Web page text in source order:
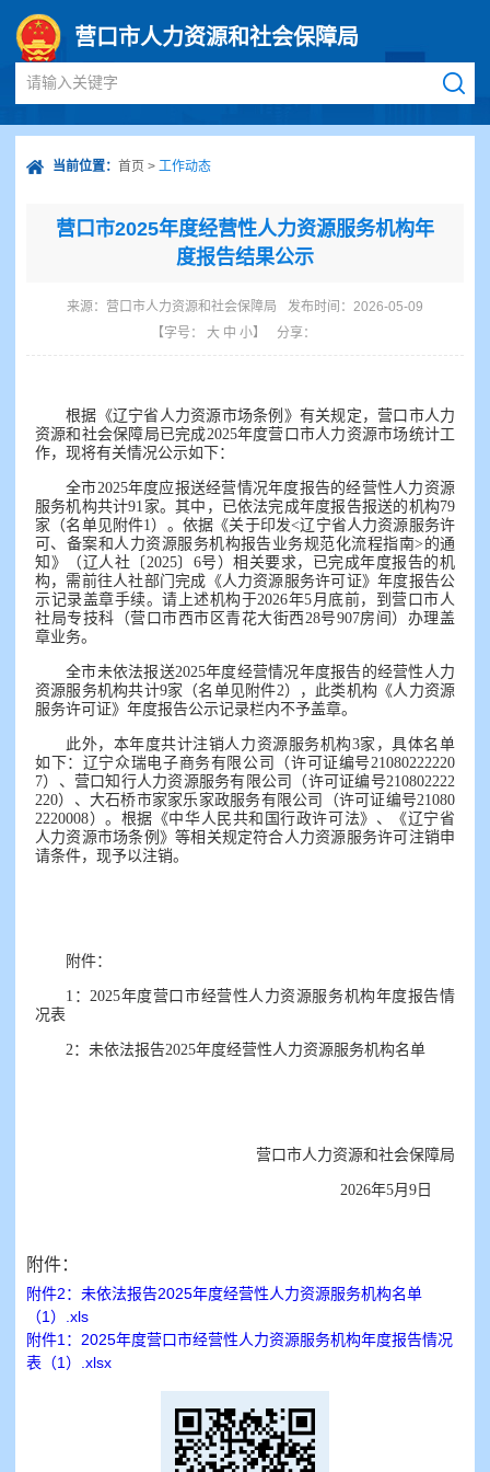
营口市人力资源和社会保障局
请输入关键字
当前位置： 首页 > 工作动态
营口市2025年度经营性人力资源服务机构年
度报告结果公示
来源： 营口市人力资源和社会保障局
发布时间：2026-05-09
【字号： 大 中 小】 分享：
根据《辽宁省人力资源市场条例》有关规定，营口市人力
资源和社会保障局已完成2025年度营口市人力资源市场统计工
作，现将有关情况公示如下：
全市2025年度应报送经营情况年度报告的经营性人力资源
服务机构共计91家。其中，已依法完成年度报告报送的机构79
家（名单见附件1）。依据《关于印发<辽宁省人力资源服务许
可、备案和人力资源服务机构报告业务规范化流程指南>的通
知》（辽人社〔2025〕6号）相关要求，已完成年度报告的机
构，需前往人社部门完成《人力资源服务许可证》年度报告公
示记录盖章手续。请上述机构于2026年5月底前，到营口市人
社局专技科（营口市西市区青花大街西28号907房间）办理盖
章业务。
全市未依法报送2025年度经营情况年度报告的经营性人力
资源服务机构共计9家（名单见附件2），此类机构《人力资源
服务许可证》年度报告公示记录栏内不予盖章。
此外，本年度共计注销人力资源服务机构3家，具体名单
如下：辽宁众瑞电子商务有限公司（许可证编号21080222220
7）、营口知行人力资源服务有限公司（许可证编号210802222
220）、大石桥市家家乐家政服务有限公司（许可证编号21080
2220008）。根据《中华人民共和国行政许可法》、《辽宁省
人力资源市场条例》等相关规定符合人力资源服务许可注销申
请条件，现予以注销。
附件：
1：2025年度营口市经营性人力资源服务机构年度报告情
况表
2：未依法报告2025年度经营性人力资源服务机构名单
营口市人力资源和社会保障局
2026年5月9日
附件：
附件2：未依法报告2025年度经营性人力资源服务机构名单
（1）.xls
附件1：2025年度营口市经营性人力资源服务机构年度报告情况
表（1）.xlsx